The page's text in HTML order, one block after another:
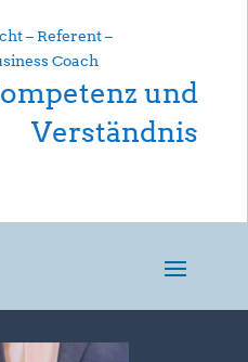
– Referent –
Coach
und
Verständnis